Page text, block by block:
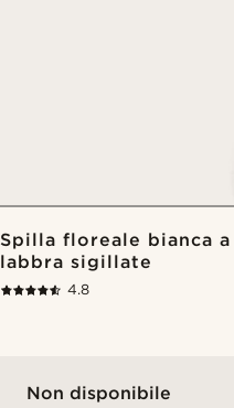
Spilla floreale bianca
labbra sigillate
4.8
Non disponibile